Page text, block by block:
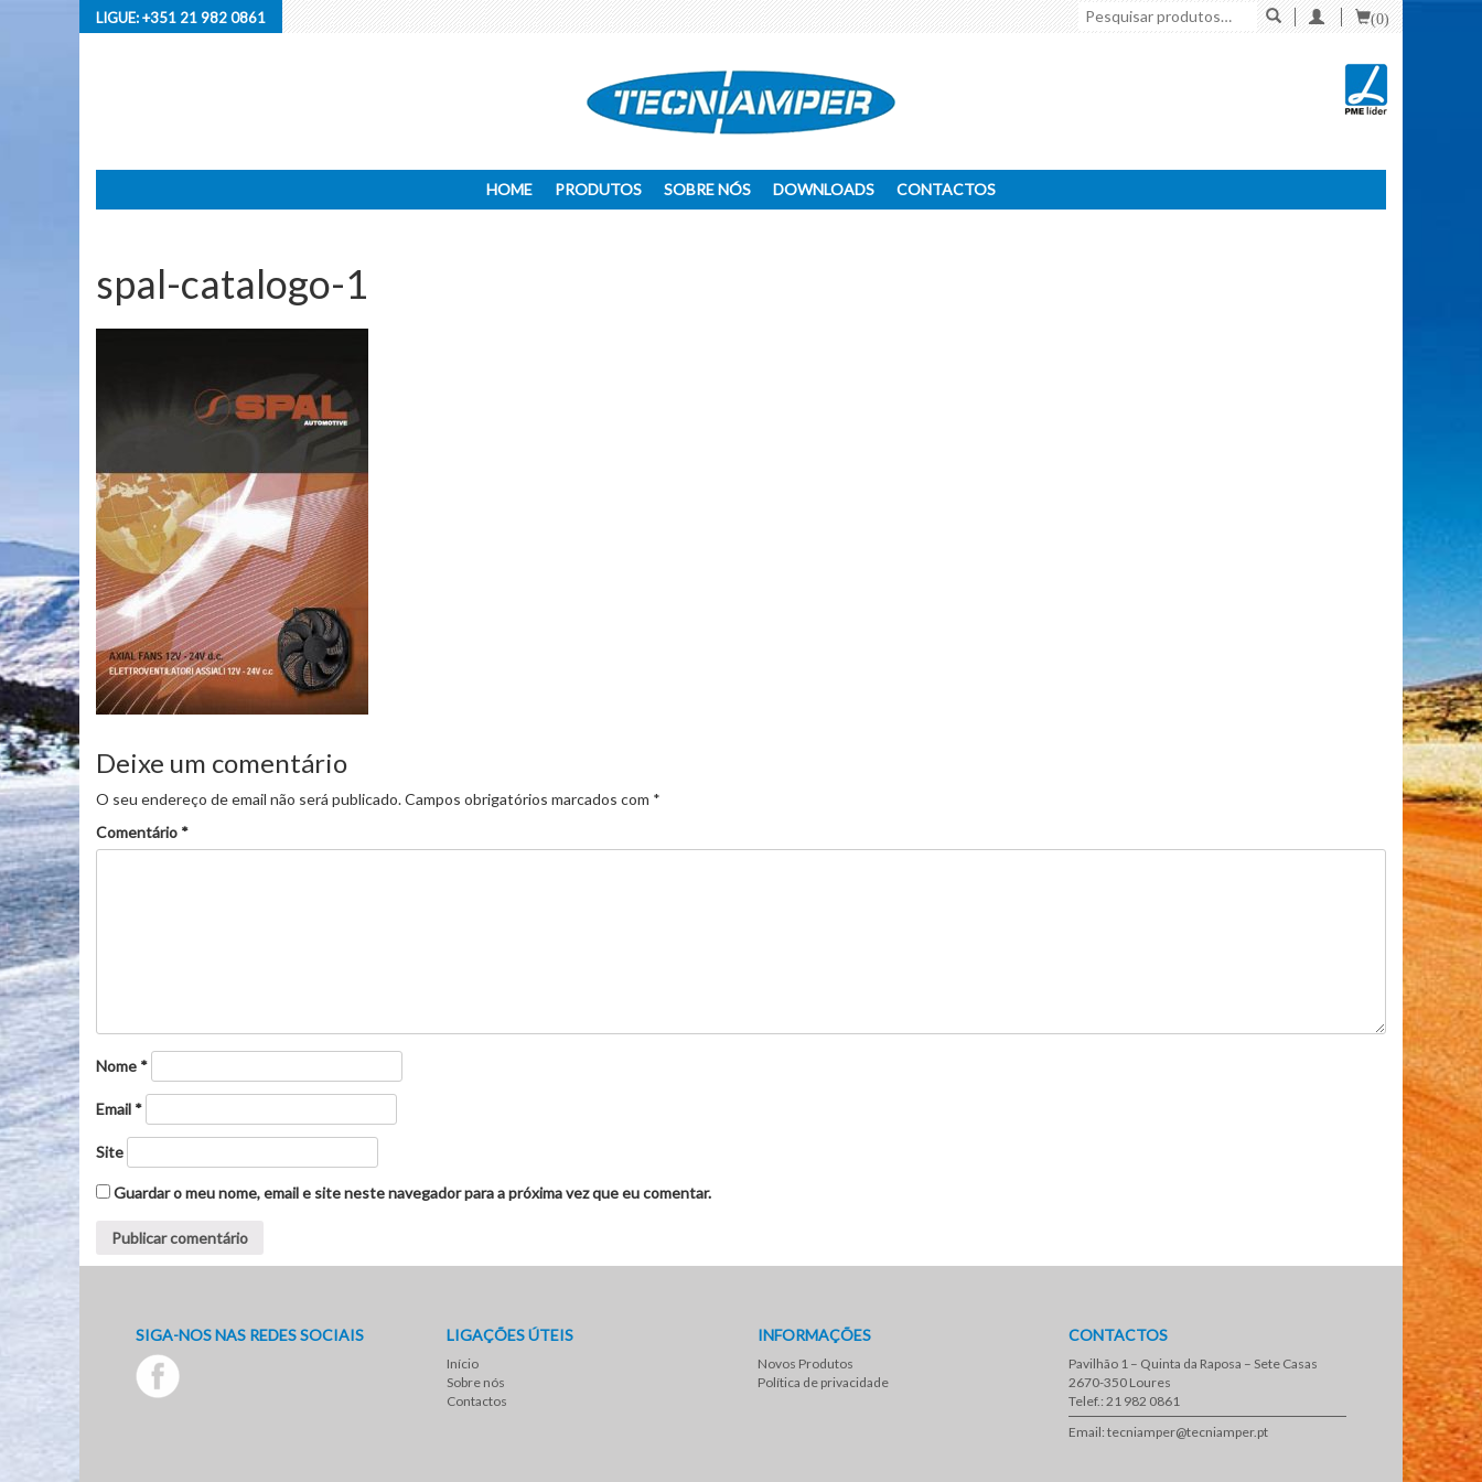
LIGUE:+351 21 982 0861
Pesquisar
por:
(0)
HOME PRODUTOS SOBRE NÓS DOWNLOADS CONTACTOS
spal-catalogo-1
Deixe um comentário
O seu endereço de email não será publicado.Campos obrigatórios marcados com *
Comentário *
Nome *
Email *
Site
Guardar o meu nome, email e site neste navegador para a próxima vez que eu comentar.
SIGA-NOS NAS REDES SOCIAIS LIGAÇÕES ÚTEIS
Início
Sobre nós
Contactos
INFORMAÇÕES
Novos Produtos
Política de privacidade
CONTACTOS
Pavilhão 1 – Quinta da Raposa – Sete Casas
2670-350 Loures
Telef.: 21 982 0861
Email: tecniamper@tecniamper.pt